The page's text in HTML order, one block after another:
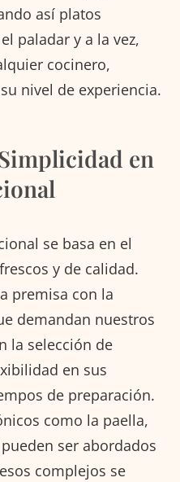
así platos
paladar y a la vez,
cocinero,
nivel de experiencia.
en
se basa en el
y de calidad.
premisa con la
demandan nuestros
la selección de
en sus
de preparación.
como la paella,
ser abordados
complejos se